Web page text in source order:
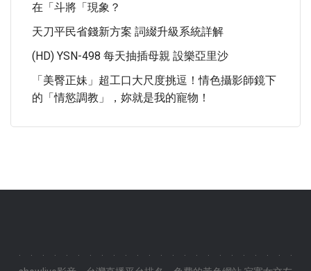
在「斗將「現象？
天刀平民省錢新方案 詞綴升級系統詳解
(HD) YSN-498 每天抽插母親 設樂亞里沙
「美臀正妹」超工口大尺度挑逗！情色攝影師鏡下
的「情慾調教」，妳就是我的寵物！